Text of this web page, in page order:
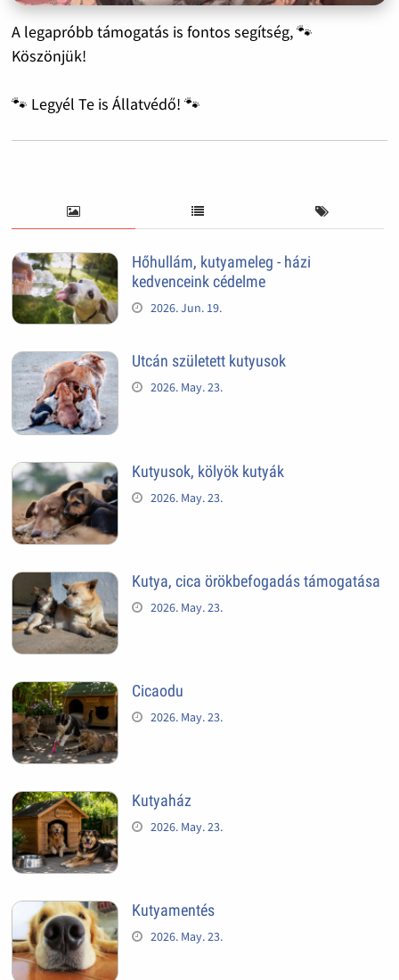
A legapróbb támogatás is fontos segítség, 🐾
Köszönjük!
🐾 Legyél Te is Állatvédő! 🐾
Hőhullám, kutyameleg - házi
kedvenceink cédelme
2026. Jun. 19.
Utcán született kutyusok
2026. May. 23.
Kutyusok, kölyök kutyák
2026. May. 23.
Kutya, cica örökbefogadás támogatása
2026. May. 23.
Cicaodu
2026. May. 23.
Kutyaház
2026. May. 23.
Kutyamentés
2026. May. 23.